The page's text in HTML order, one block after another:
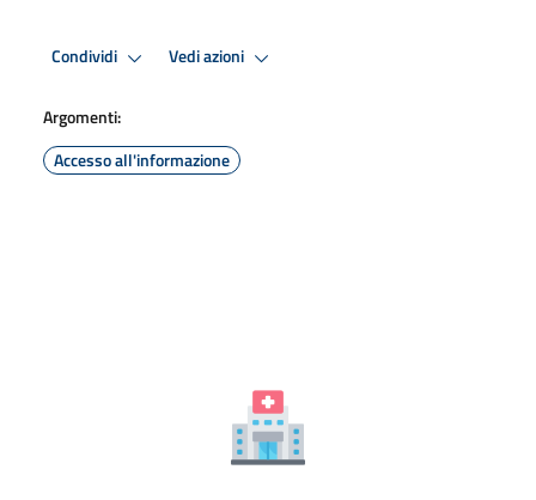
Condividi Vedi azioni
Argomenti:
Accesso all'informazione